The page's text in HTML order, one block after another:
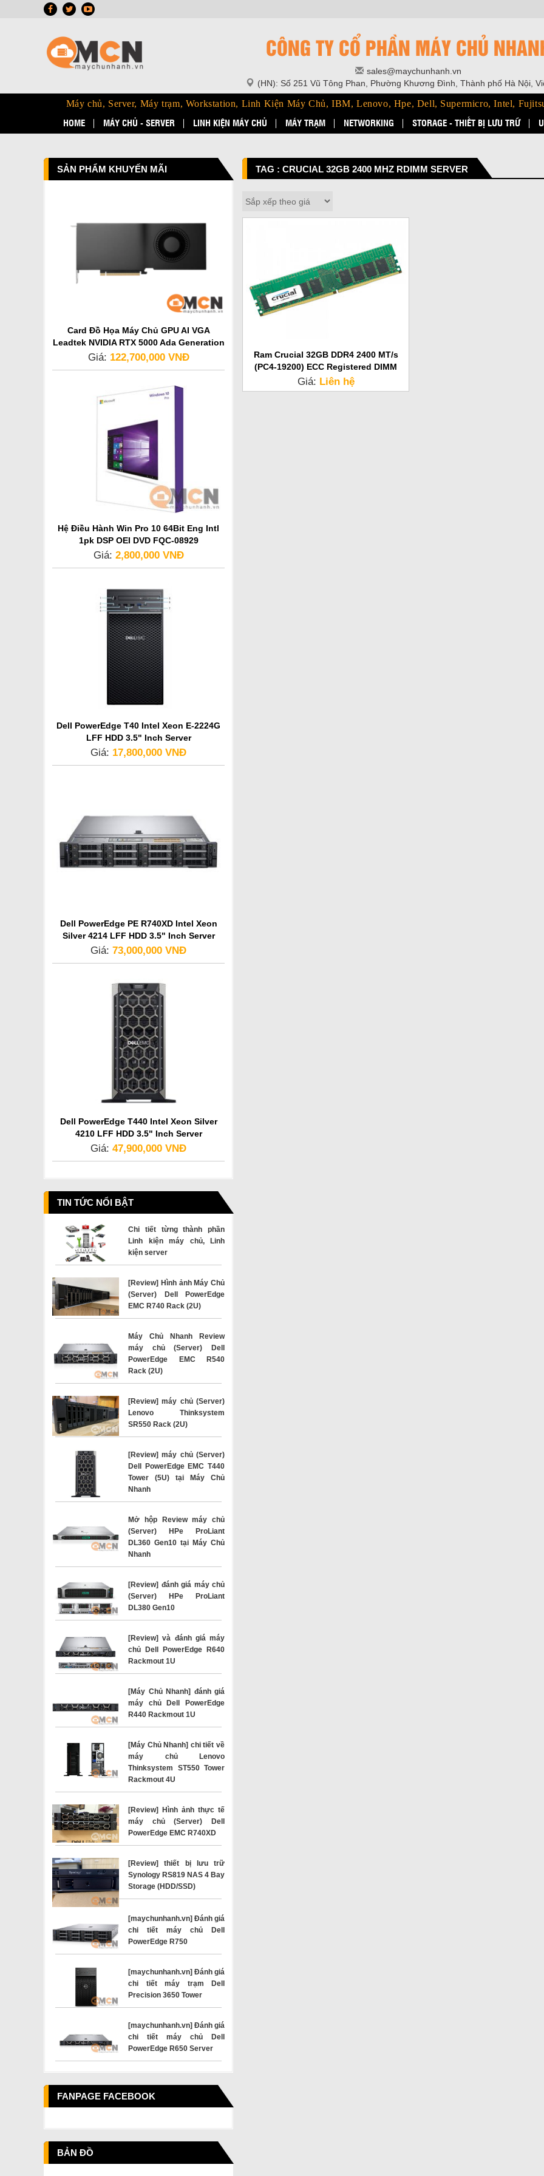
CÔNG TY CỔ PHẦN MÁY CHỦ
sales@maychunhanh.vn
(HN): Số 251 Vũ Tông Phan, Phường Khương Đình, Thành phố Hà Nội,
Máy chủ, Server, Máy trạm, Workstation, Linh Kiện Máy Chủ, IBM, Lenovo, Hpe, Dell, Supermicro, Intel,
HOME MÁY CHỦ - SERVER LINH KIỆN MÁY CHỦ MÁY TRẠM NETWORKING STORAGE - THIẾT BỊ LƯU TRỮ
SẢN PHẨM KHUYẾN MÃI
Card Đồ Họa Máy Chủ GPU AI VGA
Leadtek NVIDIA RTX 5000 Ada Generation
Giá: 122,700,000 VNĐ
Hệ Điều Hành Win Pro 10 64Bit Eng Intl
1pk DSP OEI DVD FQC-08929
Giá: 2,800,000 VNĐ
Dell PowerEdge T40 Intel Xeon E-2224G
LFF HDD 3.5" Inch Server
Giá: 17,800,000 VNĐ
Dell PowerEdge PE R740XD Intel Xeon
Silver 4214 LFF HDD 3.5" Inch Server
Giá: 73,000,000 VNĐ
Dell PowerEdge T440 Intel Xeon Silver
4210 LFF HDD 3.5" Inch Server
Giá: 47,900,000 VNĐ
TIN TỨC NỔI BẬT
Chi tiết từng thành phần
Linh kiện máy chủ, Linh
kiện server
[Review] Hình ảnh Máy Chủ
(Server) Dell PowerEdge
EMC R740 Rack (2U)
Máy Chủ Nhanh Review
máy chủ (Server) Dell
PowerEdge EMC R540
Rack (2U)
[Review] máy chủ (Server)
Lenovo Thinksystem
SR550 Rack (2U)
[Review] máy chủ (Server)
Dell PowerEdge EMC T440
Tower (5U) tại Máy Chủ
Nhanh
Mở hộp Review máy chủ
(Server) HPe ProLiant
DL360 Gen10 tại Máy Chủ
Nhanh
[Review] đánh giá máy chủ
(Server) HPe ProLiant
DL380 Gen10
[Review] và đánh giá máy
chủ Dell PowerEdge R640
Rackmout 1U
[Máy Chủ Nhanh] đánh giá
máy chủ Dell PowerEdge
R440 Rackmout 1U
[Máy Chủ Nhanh] chi tiết về
máy chủ Lenovo
Thinksystem ST550 Tower
Rackmout 4U
[Review] Hình ảnh thực tế
máy chủ (Server) Dell
PowerEdge EMC R740XD
[Review] thiết bị lưu trữ
Synology RS819 NAS 4 Bay
Storage (HDD/SSD)
[maychunhanh.vn] Đánh giá
chi tiết máy chủ Dell
PowerEdge R750
[maychunhanh.vn] Đánh giá
chi tiết máy trạm Dell
Precision 3650 Tower
[maychunhanh.vn] Đánh giá
chi tiết máy chủ Dell
PowerEdge R650 Server
FANPAGE FACEBOOK
BẢN ĐỒ
TAG : CRUCIAL 32GB 2400 MHZ RDIMM SERVER
Ram Crucial 32GB DDR4 2400 MT/s
(PC4-19200) ECC Registered DIMM
Giá: Liên hệ